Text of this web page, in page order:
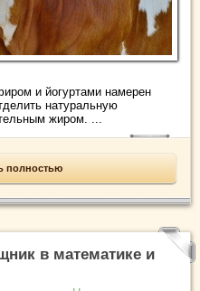
и йогуртами намерен
натуральную
жиром. ...
полностью
в математике и